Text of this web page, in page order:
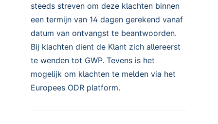
steeds streven om deze klachten binnen
een termijn van 14 dagen gerekend vanaf
datum van ontvangst te beantwoorden.
Bij klachten dient de Klant zich allereerst
te wenden tot GWP. Tevens is het
mogelijk om klachten te melden via het
Europees ODR platform.